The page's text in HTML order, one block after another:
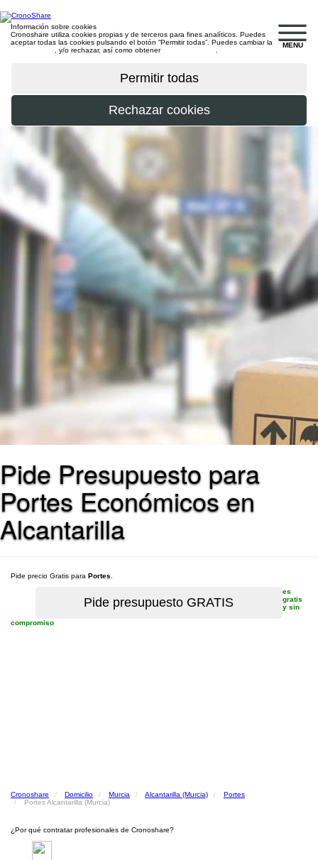
MENU
Información sobre cookies
Cronoshare utiliza cookies propias y de terceros para fines analíticos. Puedes
aceptar todas las cookies pulsando el botón “Permitir todas”. Puedes cambiar la
, y/o rechazar, así como obtener
Pide Presupuesto para
Portes Económicos en
Alcantarilla
Pide precio Gratis para Portes
es
gratis
y sin
compromiso
Cronoshare Domicilio Murcia Alcantarilla (Murcia)
Portes
Portes Alcantarilla (Murcia)
¿Por qué contratar profesionales de Cronoshare?